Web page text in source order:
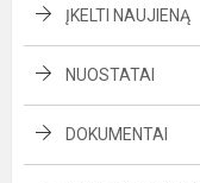
ĮKELTI NAUJIENĄ
NUOSTATAI
DOKUMENTAI